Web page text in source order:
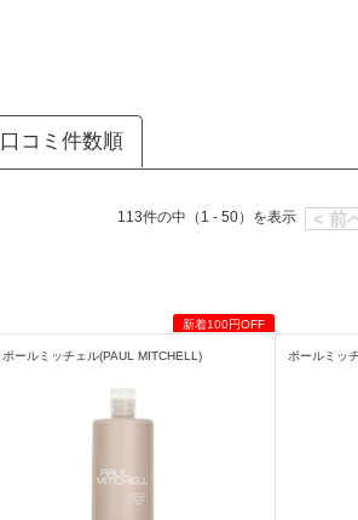
口コミ件数順
< 前
113件の中（1 - 50）を表示
ポールミッチェル(PAUL MITCHELL) ポールミッ